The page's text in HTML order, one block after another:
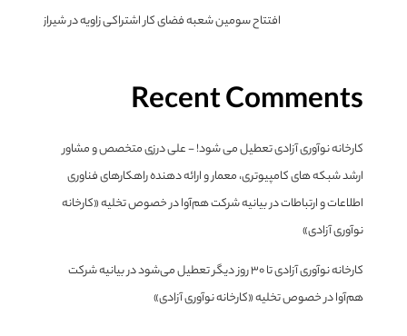
افتتاح سومین شعبه فضای کار اشتراکی زاویه در شیراز
Recent Comments
کارخانه نوآوری آزادی تعطیل می شود! - علی درزی متخصص و مشاور
ارشد شبکه های کامپیوتری، معمار و ارائه دهنده راهکارهای فناوری
اطلاعات و ارتباطاتدربیانیه شرکت هم‌آوا در خصوص تخلیه «کارخانه
نوآوری آزادی»
کارخانه نوآوری آزادی تا ۳۰ روز دیگر تعطیل می‌شود دربیانیه شرکت
هم‌آوا در خصوص تخلیه «کارخانه نوآوری آزادی»